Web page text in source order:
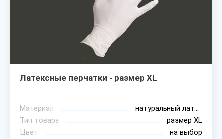
Латексные перчатки - размер XL
Материал
натуральный латекс
Тип товара
размер XL
Цвет
на выбор